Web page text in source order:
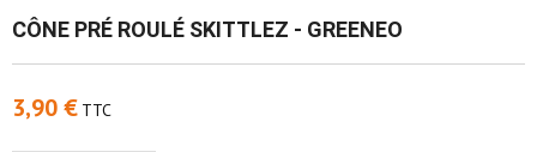
CÔNE PRÉ ROULÉ SKITTLEZ - GREENEO
3,90 € TTC